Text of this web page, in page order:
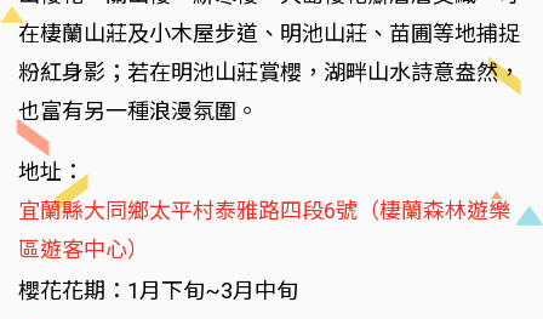
在棲蘭山莊及小木屋步道、明池山莊、苗圃等地捕捉
粉紅身影；若在明池山莊賞櫻，湖畔山水詩意盎然，
也富有另一種浪漫氛圍。
地址：
宜蘭縣大同鄉太平村泰雅路四段6號（棲蘭森林遊樂
區遊客中心）
櫻花花期：1月下旬~3月中旬